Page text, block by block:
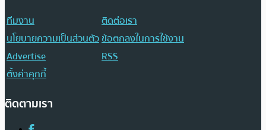
ทีมงาน
ติดต่อเรา
นโยบายความเป็นส่วนตัวข้อตกลงในการใช้งาน
Advertise
RSS
ตั้งค่าคุกกี้
ติดตามเรา